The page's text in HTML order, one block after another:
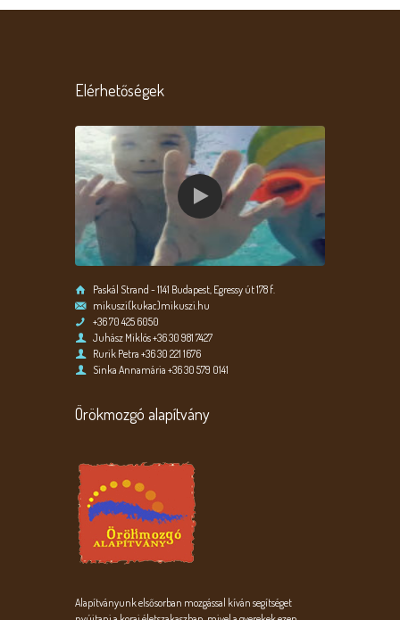
Elérhetőségek
Paskál Strand - 1141 Budapest, Egressy út 178 f.
mikuszi(kukac)mikuszi.hu
+36 70 425 6050
Juhász Miklós +36 30 981 7427
Rurik Petra +36 30 221 1676
Sinka Annamária +36 30 579 0141
Örökmozgó alapítvány
Alapítványunk elsősorban mozgással kíván segítséget